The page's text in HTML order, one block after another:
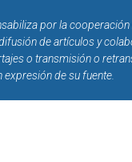
por la
de artículos y
o transmisión o
expresión de su fuente.